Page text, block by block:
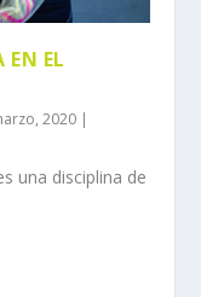
EN EL
2020 |
una disciplina de